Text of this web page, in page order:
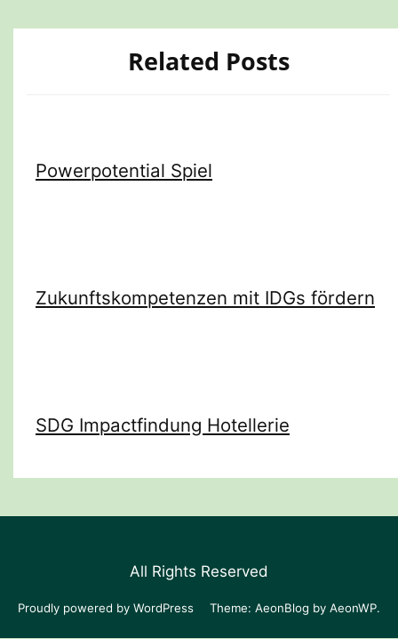
Related Posts
Powerpotential Spiel
Zukunftskompetenzen mit IDGs fördern
SDG Impactfindung Hotellerie
All Rights Reserved
Proudly powered by WordPress Theme: AeonBlog by AeonWP.